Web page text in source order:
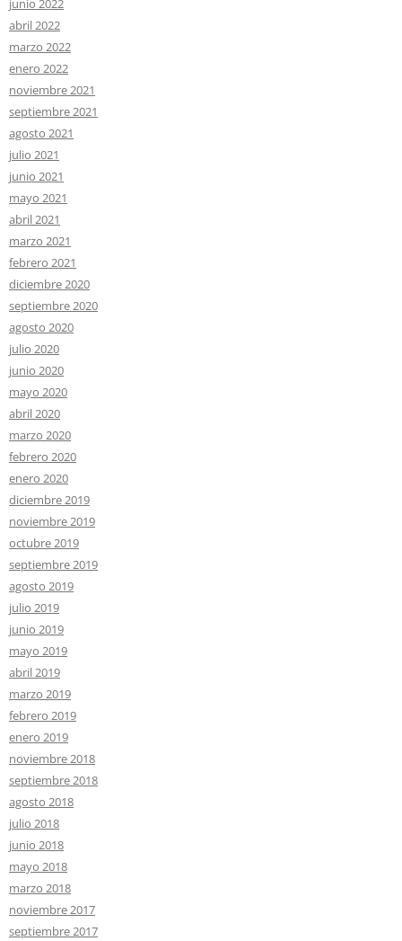
junio 2022
abril 2022
marzo 2022
enero 2022
noviembre 2021
septiembre 2021
agosto 2021
julio 2021
junio 2021
mayo 2021
abril 2021
marzo 2021
febrero 2021
diciembre 2020
septiembre 2020
agosto 2020
julio 2020
junio 2020
mayo 2020
abril 2020
marzo 2020
febrero 2020
enero 2020
diciembre 2019
noviembre 2019
octubre 2019
septiembre 2019
agosto 2019
julio 2019
junio 2019
mayo 2019
abril 2019
marzo 2019
febrero 2019
enero 2019
noviembre 2018
septiembre 2018
agosto 2018
julio 2018
junio 2018
mayo 2018
marzo 2018
noviembre 2017
septiembre 2017